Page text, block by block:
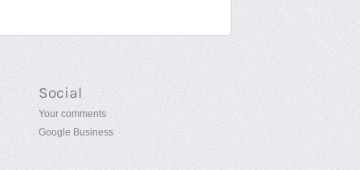
Social
Your comments
Google Business